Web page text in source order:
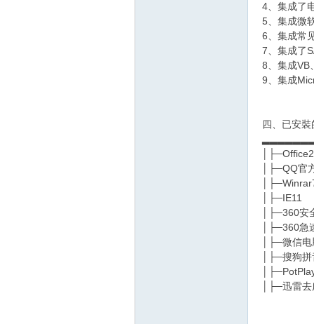
4、集成了
5、集成微
6、集成常
7、集成了
8、集成VB
9、集成
四、已安裝
│├─QQ官
│├─IE11
│├─360安
│├─360急
│├─微信
│├─搜狗
│├─迅雷